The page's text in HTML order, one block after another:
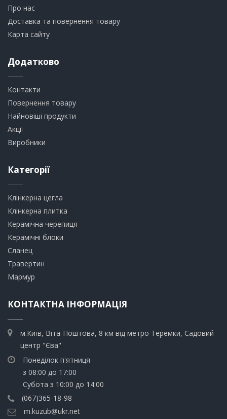
Про нас
Доставка та повернення товару
Карта сайту
Додатково
Контакти
Повернення товару
Найновіші продукти
Акції
Виробники
Категорії
Клінкерна цегла
​Клінкерна плитка
​Керамічна черепиця
​Керамічні блоки
​Сланец
Травертин​
​Мармур
КОНТАКТНА ІНФОРМАЦІЯ
м.Київ, Віта-Поштова, 8 км від метро Теремки, Садовий
центр "Єва"
Понеділок п'ятниця
з 08:00 до 17:00
Субота з 10:00 до 14:00
(067)365-18-98
m.kuzub@ukr.net